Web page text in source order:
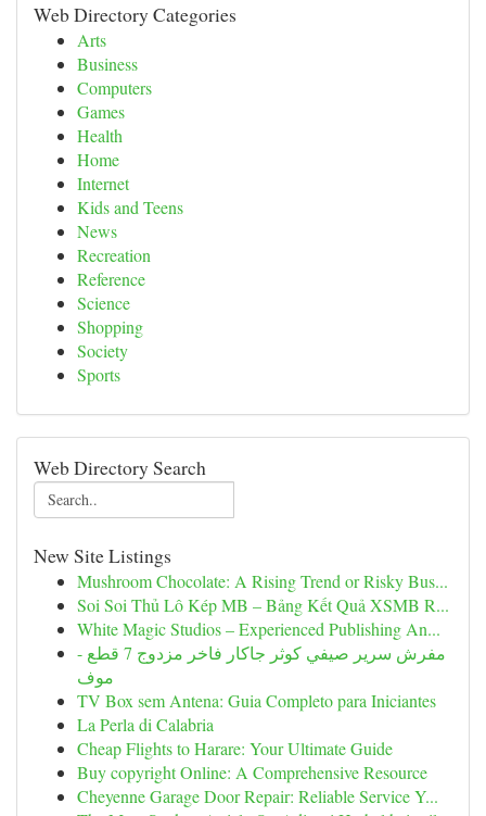
Web Directory Categories
Arts
Business
Computers
Games
Health
Home
Internet
Kids and Teens
News
Recreation
Reference
Science
Shopping
Society
Sports
Web Directory Search
New Site Listings
Mushroom Chocolate: A Rising Trend or Risky Bus...
Soi Soi Thủ Lô Kép MB – Bảng Kết Quả XSMB R...
White Magic Studios – Experienced Publishing An...
مفرش سرير صيفي كوثر جاكار فاخر مزدوج 7 قطع -
موف
TV Box sem Antena: Guia Completo para Iniciantes
La Perla di Calabria
Cheap Flights to Harare: Your Ultimate Guide
Buy copyright Online: A Comprehensive Resource
Cheyenne Garage Door Repair: Reliable Service Y...